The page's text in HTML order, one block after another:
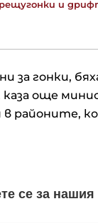
и
гонки,
още
районите,